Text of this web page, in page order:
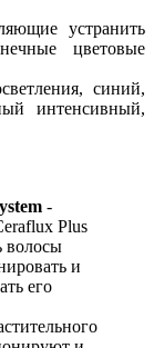
устранить
цветовые
синий,
интенсивный,
-
Plus
волосы
и
его